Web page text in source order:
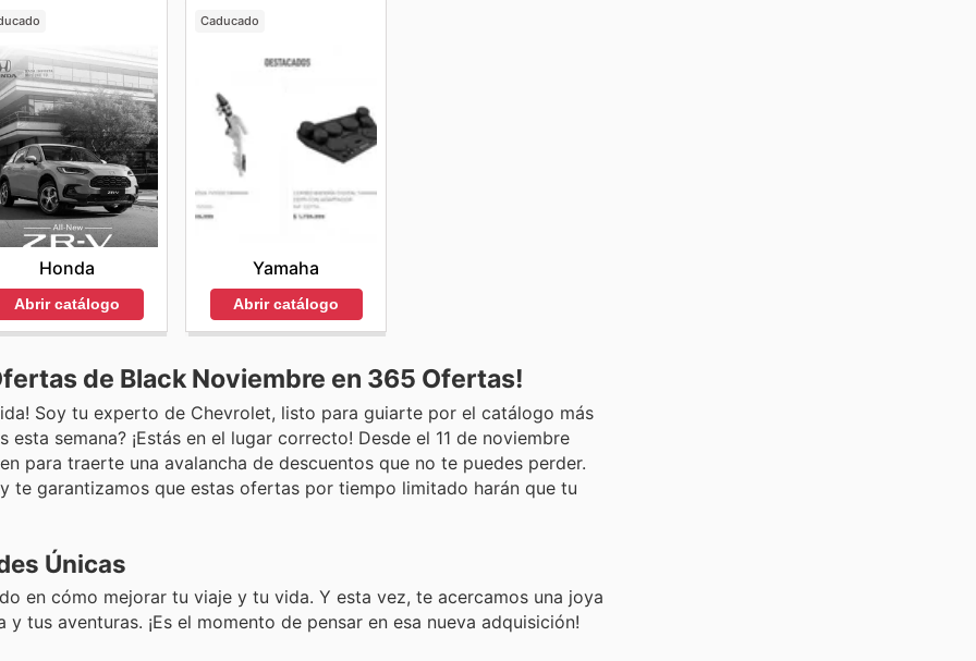
Honda
Abrir catálogo
Caducado
Yamaha
Abrir catálogo
de Black Noviembre en 365 Ofertas!
Soy tu experto de Chevrolet, listo para guiarte por el catálogo más
semana? ¡Estás en el lugar correcto! Desde el 11 de noviembre
para traerte una avalancha de descuentos que no te puedes perder.
te garantizamos que estas ofertas por tiempo limitado harán que tu
Únicas
en cómo mejorar tu viaje y tu vida. Y esta vez, te acercamos una joya
tus aventuras. ¡Es el momento de pensar en esa nueva adquisición!